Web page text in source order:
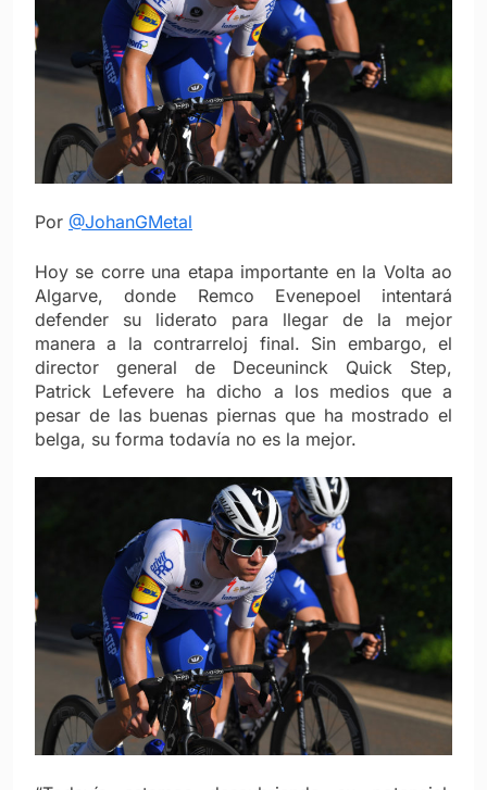
Por @JohanGMetal
Hoy se corre una etapa importante en la Volta ao
Algarve, donde Remco Evenepoel intentará
defender su liderato para llegar de la mejor
manera a la contrarreloj final. Sin embargo, el
director general de Deceuninck Quick Step,
Patrick Lefevere ha dicho a los medios que a
pesar de las buenas piernas que ha mostrado el
belga, su forma todavía no es la mejor.